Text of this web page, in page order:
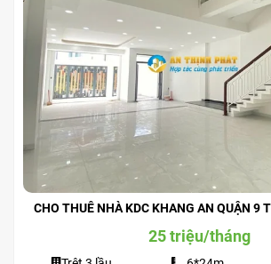
CHO THUÊ NHÀ KDC KHANG AN QUẬN 9
25 triệu/tháng